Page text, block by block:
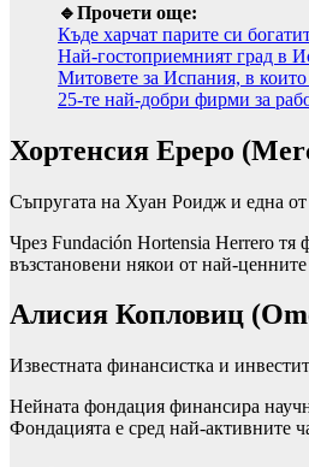
🔹Прочети още:
Къде харчат парите си
Най-гостоприемният град в
Митовете за Испания, в които
25-те най-добри фирми за
Хортенсия Ереро
Съпругата на Хуан Роидж и една от
Чрез Fundación Hortensia Herrero
възстановени някои от най-
Алисия Копловиц
Известната финансистка и
Нейната фондация финансира
Фондацията е сред най-активните